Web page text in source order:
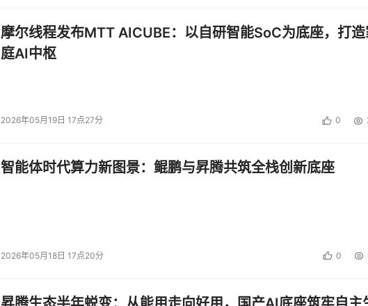
摩尔线程发布MTT AICUBE：以自研智能SoC为底座，打
庭AI中枢
2026年05月19日 17点27分 0
智能体时代算力新图景：鲲鹏与昇腾共筑全栈创新底座
2026年05月18日 17点20分 0